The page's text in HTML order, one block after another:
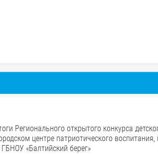
Регионального открытого конкурса
центре патриотического
«Балтийский берег»